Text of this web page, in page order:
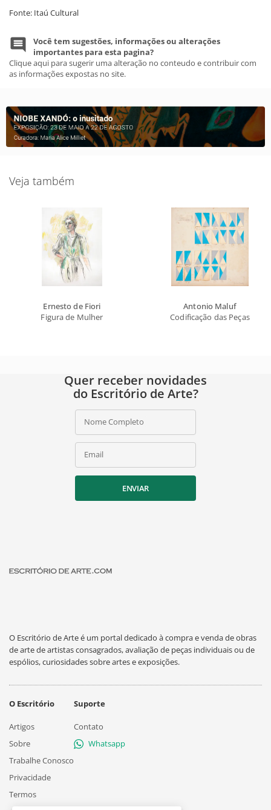
Fonte: Itaú Cultural
Você tem sugestões, informações ou alterações
importantes para esta pagina?
Clique aqui para sugerir uma alteração no conteudo e contribuir com
as informações expostas no site.
Veja também
Ernesto de Fiori
Figura de Mulher
Antonio Maluf
Codificação das Peças
Quer receber novidades
do Escritório de Arte?
Nome Completo
Email
ENVIAR
O Escritório de Arte é um portal dedicado à compra e venda de obras
de arte de artistas consagrados, avaliação de peças individuais ou de
espólios, curiosidades sobre artes e exposições.
O Escritório
Artigos
Sobre
Trabalhe Conosco
Privacidade
Termos
Suporte
Contato
Whatsapp